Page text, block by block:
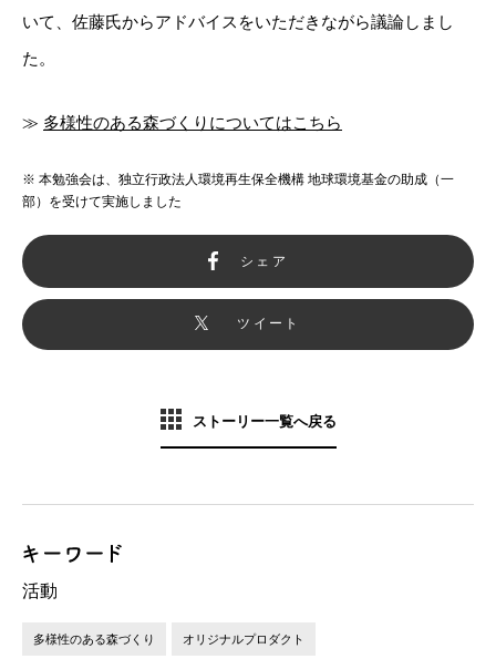
いて、佐藤氏からアドバイスをいただきながら議論しまし
た。
≫ 多様性のある森づくりについてはこちら
※ 本勉強会は、独立行政法人環境再生保全機構 地球環境基金の助成（一
部）を受けて実施しました
シェア
ツイート
ストーリー一覧へ戻る
活動
多様性のある森づくり オリジナルプロダクト